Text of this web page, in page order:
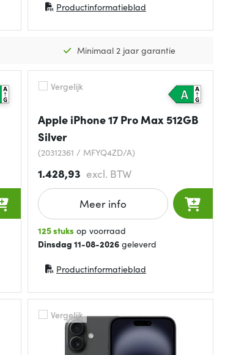
Productinformatieblad
(opent in nieuw venster)
Minimaal 2 jaar garantie
Vergelijk
Apple iPhone 17 Pro Max 512GB
Silver
(20312361 / MFYQ4ZD/A)
1.428,93 excl. BTW
Meer info
125 stuks op voorraad
Dinsdag 11-08-2026geleverd
Productinformatieblad
(opent in nieuw venster)
Vergelijk